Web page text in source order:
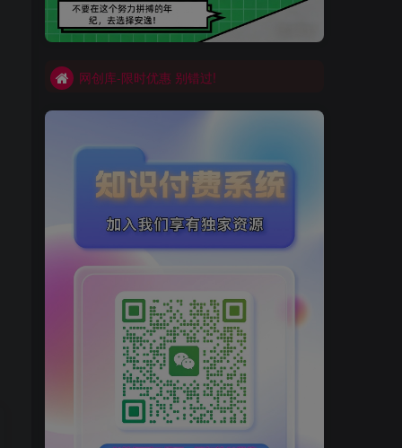
网创库-限时优惠 别错过!
买VIP会员或加盟商-全年最低价-立即抢额
网创库-限时优惠 别错过!